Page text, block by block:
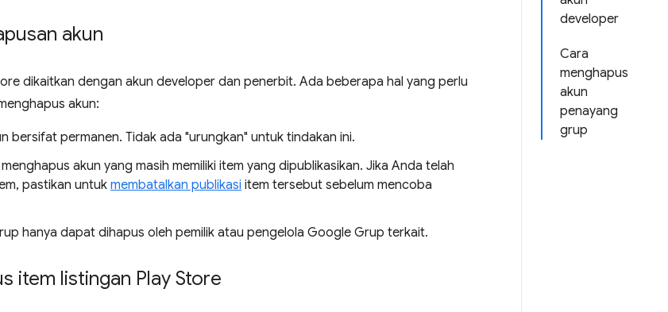
developer
Cara
menghapus
akun
penayang
grup
akun
dikaitkan dengan akun developer dan penerbit. Ada beberapa hal yang perlu
akun:
bersifat permanen. Tidak ada "urungkan" untuk tindakan ini.
akun yang masih memiliki item yang dipublikasikan. Jika Anda telah
pastikan untukmembatalkan publikasi item tersebut sebelum mencoba
hanya dapat dihapus oleh pemilik atau pengelola Google Grup terkait.
item listingan Play Store